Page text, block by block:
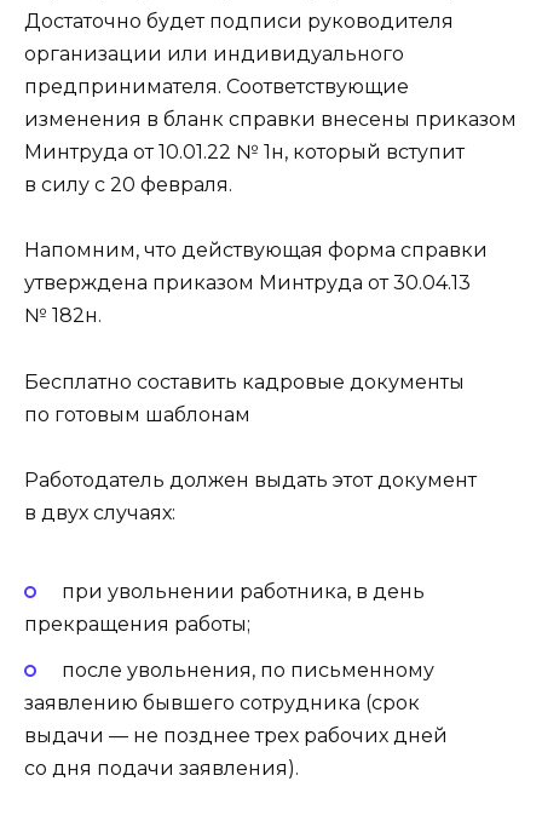
Достаточно будет подписи руководителя
организации или индивидуального
предпринимателя. Соответствующие
изменения в бланк справки внесены приказом
Минтруда от 10.01.22 № 1н, который вступит
в силу с 20 февраля.
Напомним, что действующая форма справки
утверждена приказом Минтруда от 30.04.13
№ 182н.
Бесплатно составить кадровые документы
по готовым шаблонам
Работодатель должен выдать этот документ
в двух случаях:
при увольнении работника, в день
прекращения работы;
после увольнения, по письменному
заявлению бывшего сотрудника (срок
выдачи — не позднее трех рабочих дней
со дня подачи заявления).